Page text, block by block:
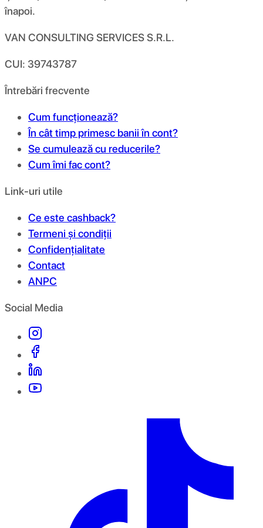
înapoi.
VAN CONSULTING SERVICES S.R.L.
CUI: 39743787
Întrebări frecvente
Cum funcționează?
În cât timp primesc banii în cont?
Se cumulează cu reducerile?
Cum îmi fac cont?
Link-uri utile
Ce este cashback?
Termeni și condiții
Confidențialitate
Contact
ANPC
Social Media